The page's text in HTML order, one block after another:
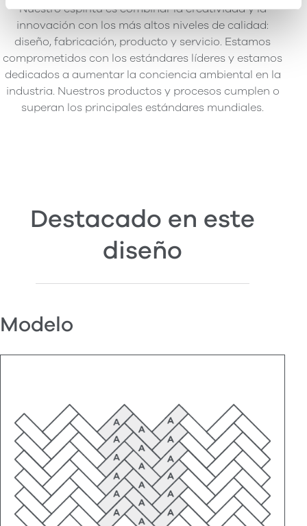
Nuestro espíritu es combinar la creatividad y la
innovación con los más altos niveles de calidad:
diseño, fabricación, producto y servicio. Estamos
comprometidos con los estándares líderes y estamos
dedicados a aumentar la conciencia ambiental en la
industria. Nuestros productos y procesos cumplen o
superan los principales estándares mundiales.
Destacado en este
diseño
Modelo